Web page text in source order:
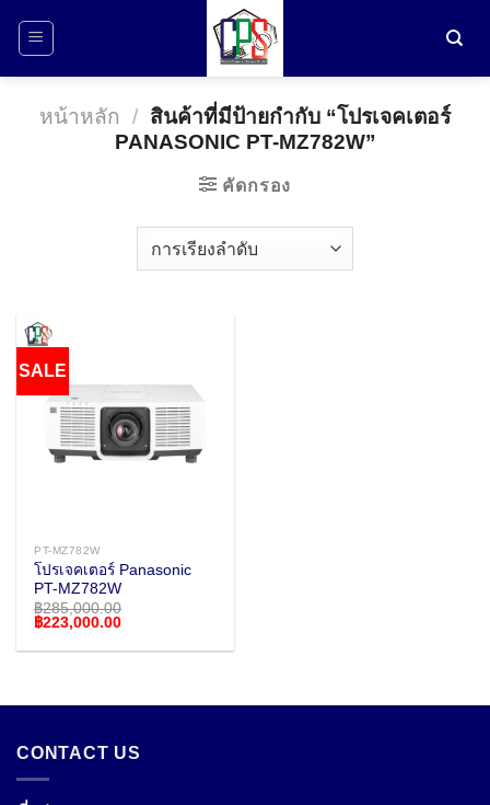
หน้าหลัก / สินค้าที่มีป้ายกำกับ “โปรเจคเตอร์
PANASONIC PT-MZ782W”
คัดกรอง
SALE
PT-MZ782W
โปรเจคเตอร์ Panasonic
PT-MZ782W
฿285,000.00
Original
was:
฿223,000.00Current
is:
CONTACT US